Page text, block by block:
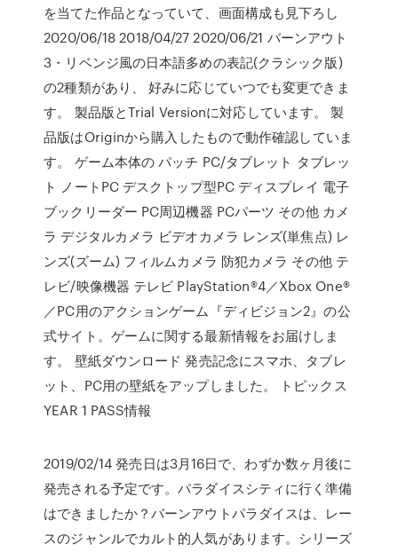
を当てた作品となっていて、画面構成も見下ろし
2020/06/18 2018/04/27 2020/06/21 バーンアウト
3・リベンジ風の日本語多めの表記(クラシック版)
の2種類があり、 好みに応じていつでも変更できま
す。 製品版とTrial Versionに対応しています。 製
品版はOriginから購入したもので動作確認していま
す。 ゲーム本体の パッチ PC/タブレット タブレッ
ト ノートPC デスクトップ型PC ディスプレイ 電子
ブックリーダー PC周辺機器 PCパーツ その他 カメ
ラ デジタルカメラ ビデオカメラ レンズ(単焦点) レ
ンズ(ズーム) フィルムカメラ 防犯カメラ その他 テ
レビ/映像機器 テレビ PlayStation®4／Xbox One®
／PC用のアクションゲーム『ディビジョン2』の公
式サイト。ゲームに関する最新情報をお届けしま
す。 壁紙ダウンロード 発売記念にスマホ、タブレ
ット、PC用の壁紙をアップしました。 トピックス
YEAR 1 PASS情報
2019/02/14 発売日は3月16日で、わずか数ヶ月後に
発売される予定です。パラダイスシティに行く準備
はできましたか？バーンアウトパラダイスは、レー
スのジャンルでカルト的人気があります。シリーズ